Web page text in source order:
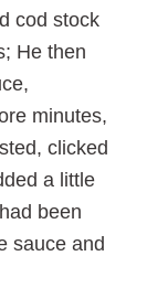
cod stock
He then
minutes,
clicked
a little
been
sauce and